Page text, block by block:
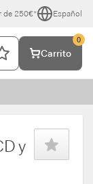
de 250€* Español
Carrito
0
y